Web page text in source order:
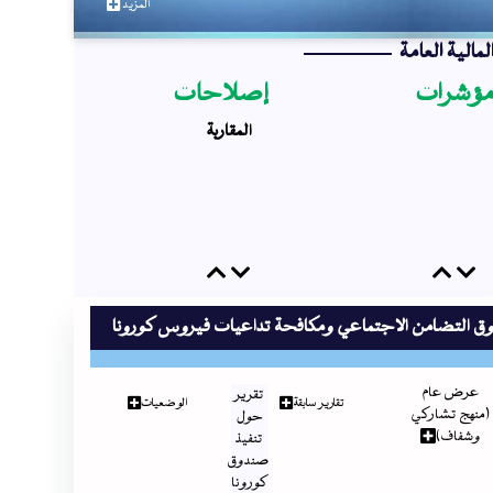
المزيد
العامة
Previous
Next
إصلاحات
المقاربة
Previous
التضامن الاجتماعي ومكافحة تداعيات فيروس كورونا
عرض عام
(منهج تشاركي
وشفاف)
تقارير سابقة
تقرير
حول
تنفيذ
صندوق
كورونا
الوضعيات